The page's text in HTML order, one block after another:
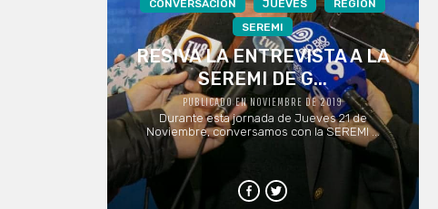
CONVERSACIÓN JUEVES
REGION
SEREMI
RESIVA LA ENTREVISTA A LA
SEREMI DE G...
PUBLICADO EN NOVIEMBRE DE 2019
Durante esta jornada de Jueves 21 de
Noviembre, conversamos con la SEREMI ...